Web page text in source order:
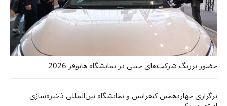
حضور پررنگ شرکت‌های چینی در نمایشگاه هانوفر 2026
برگزاری چهاردهمین کنفرانس و نمایشگاه بین‌المللی ذخیره‌سازی